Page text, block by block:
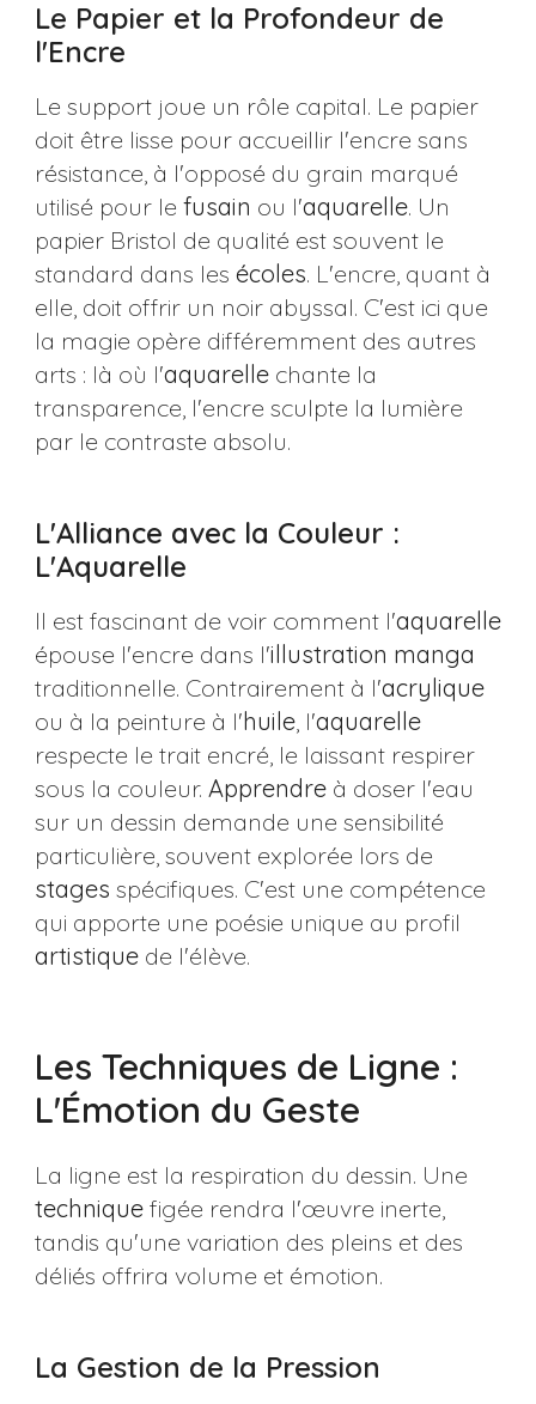
Le Papier et la Profondeur de
l'Encre
Le support joue un rôle capital. Le papier
doit être lisse pour accueillir l'encre sans
résistance, à l'opposé du grain marqué
utilisé pour le fusain ou l'aquarelle. Un
papier Bristol de qualité est souvent le
standard dans les écoles. L'encre, quant à
elle, doit offrir un noir abyssal. C'est ici que
la magie opère différemment des autres
arts : là où l'aquarellechante la
transparence, l'encre sculpte la lumière
par le contraste absolu.
L'Alliance avec la Couleur :
L'Aquarelle
Il est fascinant de voir comment l'aquarelle
épouse l'encre dans l'illustration manga
traditionnelle. Contrairement à l'acrylique
ou à la peinture à l'huile, l'aquarelle
respecte le trait encré, le laissant respirer
sous la couleur. Apprendreà doser l'eau
sur un dessin demande une sensibilité
particulière, souvent explorée lors de
stages spécifiques. C'est une compétence
qui apporte une poésie unique au profil
artistiquede l'élève.
Les Techniques de Ligne :
L'Émotion du Geste
La ligne est la respiration du dessin. Une
techniquefigée rendra l'œuvre inerte,
tandis qu'une variation des pleins et des
déliés offrira volume et émotion.
La Gestion de la Pression